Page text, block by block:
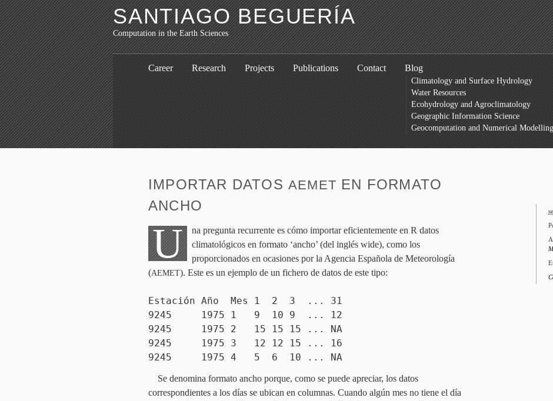
SANTIAGO BEGUERÍA
Computation in the Earth Sciences
Career Research Projects Publications Contact Blog
Climatology and Surface Hydrology
Water Resources
Ecohydrology and Agroclimatology
Geographic Information Science
Geocomputation and Numerical Modelling
IMPORTAR DATOS AEMET EN FORMATO
ANCHO
U
na pregunta recurrente es cómo importar eficientemente en R datos
climatológicos en formato ‘ancho’ (del inglés wide), como los
proporcionados en ocasiones por la Agencia Española de Meteorología
(AEMET). Este es un ejemplo de un fichero de datos de este tipo:
Estación Año Mes 1 2 3 ... 31
9245 1975 1 9 10 9 ... 12
9245 1975 2 15 15 15 ... NA
9245 1975 3 12 12 15 ... 16
9245 1975 4 5 6 10 ... NA
Se denomina formato ancho porque, como se puede apreciar, los datos
correspondientes a los días se ubican en columnas. Cuando algún mes no tiene el día